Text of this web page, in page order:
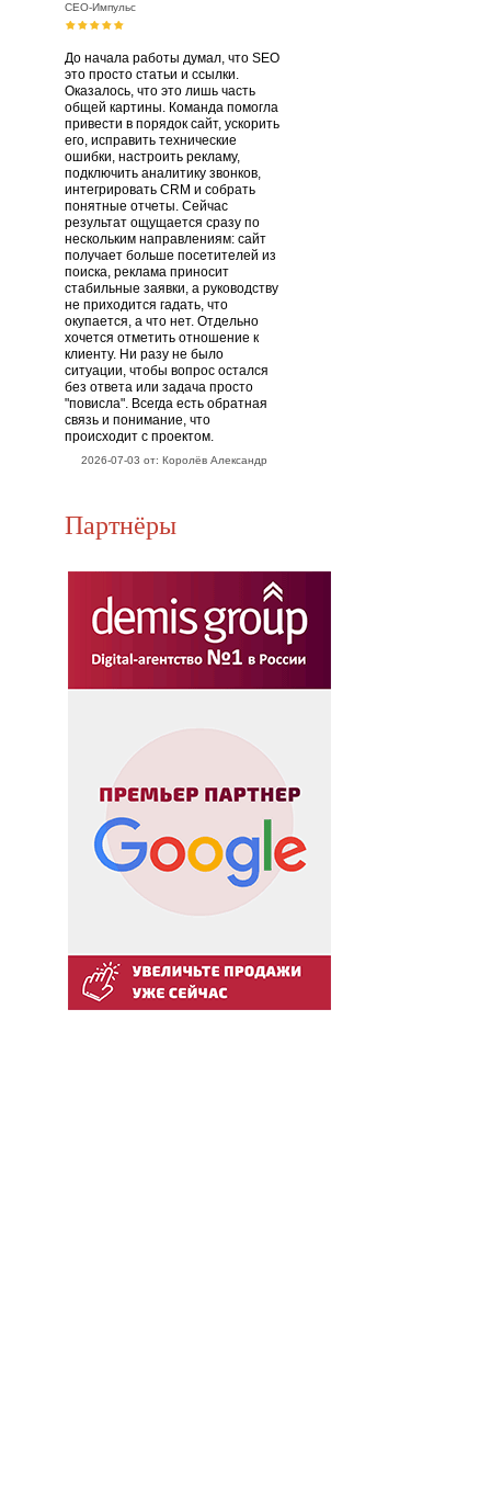
СЕО-Импульс
До начала работы думал, что SEO
это просто статьи и ссылки.
Оказалось, что это лишь часть
общей картины. Команда помогла
привести в порядок сайт, ускорить
его, исправить технические
ошибки, настроить рекламу,
подключить аналитику звонков,
интегрировать CRM и собрать
понятные отчеты. Сейчас
результат ощущается сразу по
нескольким направлениям: сайт
получает больше посетителей из
поиска, реклама приносит
стабильные заявки, а руководству
не приходится гадать, что
окупается, а что нет. Отдельно
хочется отметить отношение к
клиенту. Ни разу не было
ситуации, чтобы вопрос остался
без ответа или задача просто
"повисла". Всегда есть обратная
связь и понимание, что
происходит с проектом.
2026-07-03 от: Королёв Александр
Партнёры